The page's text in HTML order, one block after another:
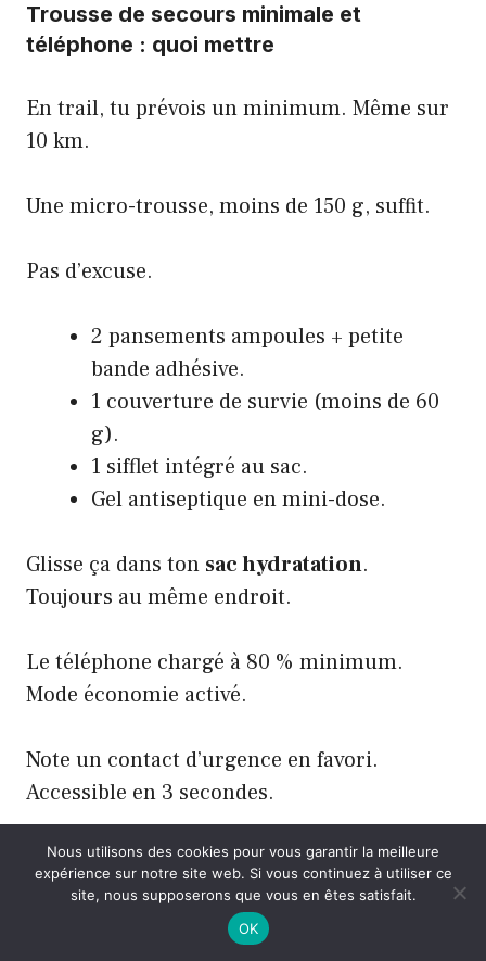
Trousse de secours minimale et
téléphone : quoi mettre
En trail, tu prévois un minimum. Même sur
10 km.
Une micro-trousse, moins de 150 g, suffit.
Pas d’excuse.
2 pansements ampoules + petite
bande adhésive.
1 couverture de survie (moins de 60
g).
1 sifflet intégré au sac.
Gel antiseptique en mini-dose.
Glisse ça dans ton sac hydratation.
Toujours au même endroit.
Le téléphone chargé à 80 % minimum.
Mode économie activé.
Note un contact d’urgence en favori.
Accessible en 3 secondes.
Tu peux ajouter une mini fiche avec ton
groupe sanguin et allergies. Simple.
Nous utilisons des cookies pour vous garantir la meilleure
expérience sur notre site web. Si vous continuez à utiliser ce
site, nous supposerons que vous en êtes satisfait.
OK